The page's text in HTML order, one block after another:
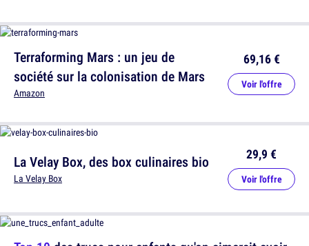
La Velay Box, des box culinaires bio
La Velay Box
29,9 €
Voir l'offre
Terraforming Mars : un jeu de
société sur la colonisation de Mars
Amazon
69,16 €
Voir l'offre